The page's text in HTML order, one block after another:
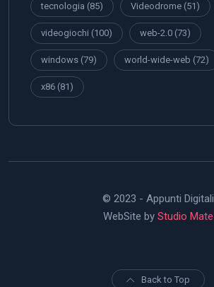
tecnologia (85) Videodrome (51)
videogiochi (100) web-2.0 (73)
windows (79) world-wide-web (72)
x86 (81)
© 2023 - Appunti Digitali
WebSite by Studio Mate
Back to Top